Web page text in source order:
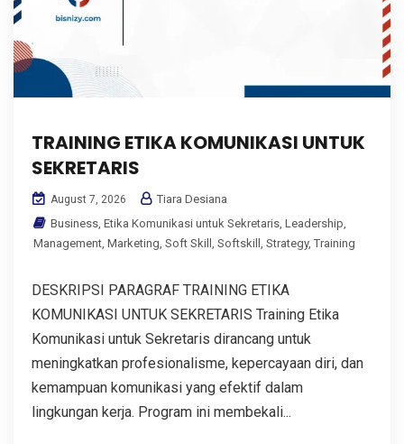
TRAINING ETIKA KOMUNIKASI UNTUK
SEKRETARIS
August 7, 2026
Tiara Desiana
Business Etika Komunikasi untuk Sekretaris Leadership
Management Marketing Soft Skill Softskill Strategy, Training
DESKRIPSI PARAGRAF TRAINING ETIKA
KOMUNIKASI UNTUK SEKRETARIS Training Etika
Komunikasi untuk Sekretaris dirancang untuk
meningkatkan profesionalisme, kepercayaan diri, dan
kemampuan komunikasi yang efektif dalam
lingkungan kerja. Program ini membekali...